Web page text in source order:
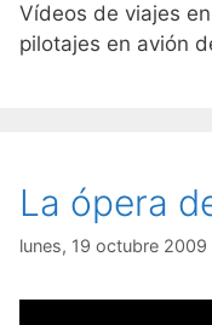
Vídeos de viajes
pilotajes en avión
La ópera
lunes, 19 octubre 2009